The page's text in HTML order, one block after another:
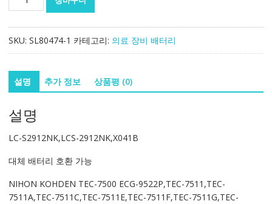
리
환
가
NIHON
KOHDEN
LC-
2912NK,X041B
수
량
SKU: SL80474-1 카테고리: 의료 장비 배터리
설명 추가 정보 상품평 (0)
설명
LC-S2912NK,LCS-2912NK,X041B
대체 배터리 호환 가능
NIHON KOHDEN TEC-7500 ECG-9522P,TEC-7511,TEC-
7511A,TEC-7511C,TEC-7511E,TEC-7511F,TEC-7511G,TEC-